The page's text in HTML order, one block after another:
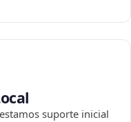
suporte inicial